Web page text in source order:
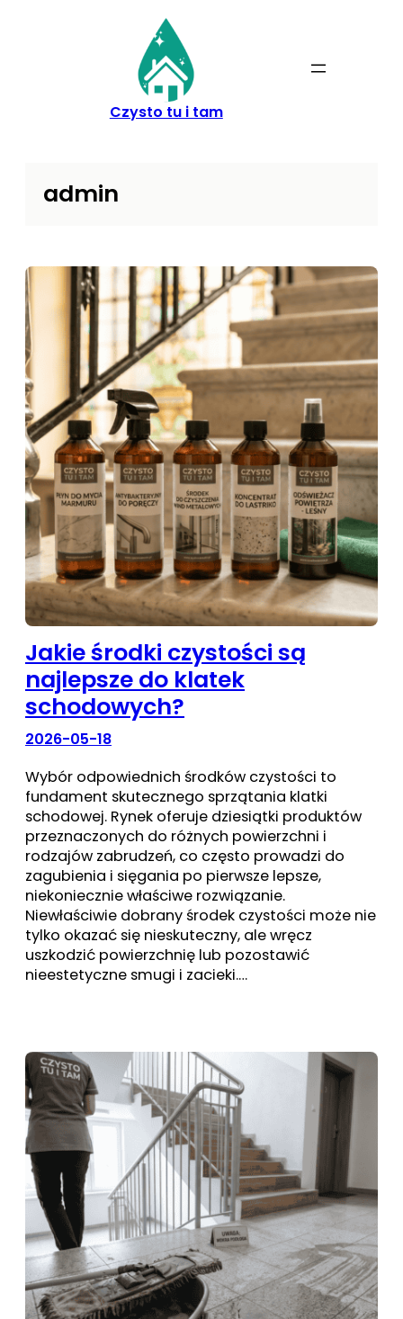
Czysto tu i tam
admin
Jakie środki czystości są
najlepsze do klatek
schodowych?
2026-05-18
Wybór odpowiednich środków czystości to
fundament skutecznego sprzątania klatki
schodowej. Rynek oferuje dziesiątki produktów
przeznaczonych do różnych powierzchni i
rodzajów zabrudzeń, co często prowadzi do
zagubienia i sięgania po pierwsze lepsze,
niekoniecznie właściwe rozwiązanie.
Niewłaściwie dobrany środek czystości może nie
tylko okazać się nieskuteczny, ale wręcz
uszkodzić powierzchnię lub pozostawić
nieestetyczne smugi i zacieki.…